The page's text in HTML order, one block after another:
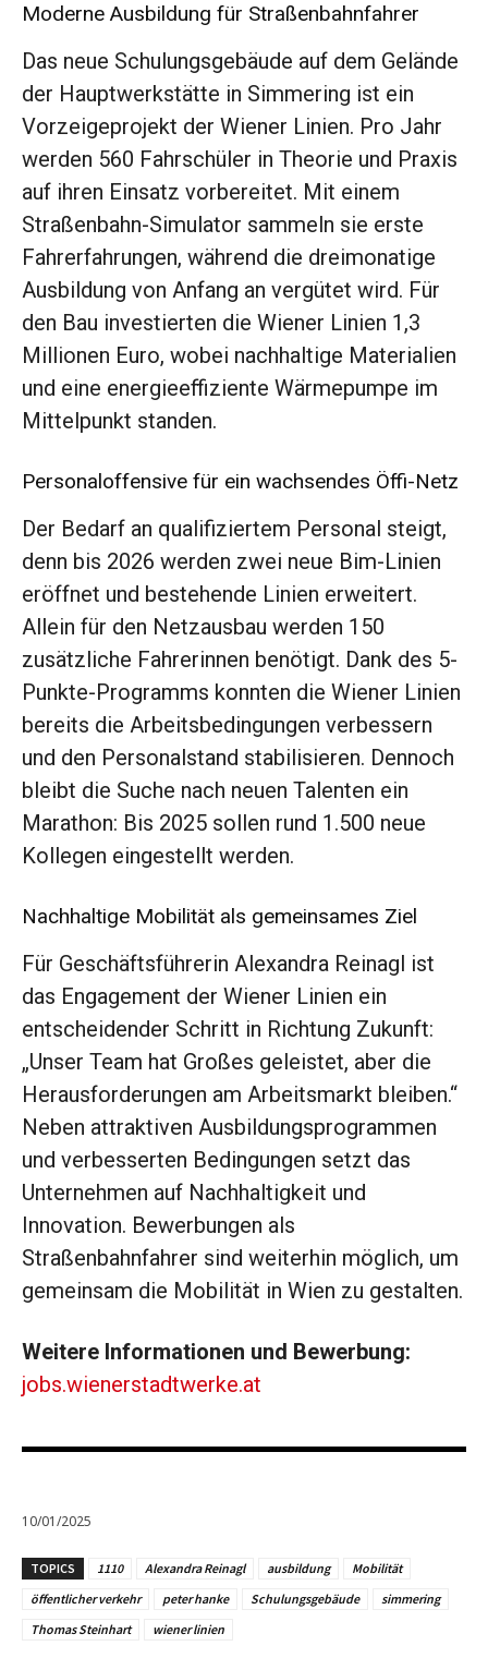
Moderne Ausbildung für Straßenbahnfahrer
Das neue Schulungsgebäude auf dem Gelände
der Hauptwerkstätte in Simmering ist ein
Vorzeigeprojekt der Wiener Linien. Pro Jahr
werden 560 Fahrschüler in Theorie und Praxis
auf ihren Einsatz vorbereitet. Mit einem
Straßenbahn-Simulator sammeln sie erste
Fahrerfahrungen, während die dreimonatige
Ausbildung von Anfang an vergütet wird. Für
den Bau investierten die Wiener Linien 1,3
Millionen Euro, wobei nachhaltige Materialien
und eine energieeffiziente Wärmepumpe im
Mittelpunkt standen.
Personaloffensive für ein wachsendes Öffi-Netz
Der Bedarf an qualifiziertem Personal steigt,
denn bis 2026 werden zwei neue Bim-Linien
eröffnet und bestehende Linien erweitert.
Allein für den Netzausbau werden 150
zusätzliche Fahrerinnen benötigt. Dank des 5-
Punkte-Programms konnten die Wiener Linien
bereits die Arbeitsbedingungen verbessern
und den Personalstand stabilisieren. Dennoch
bleibt die Suche nach neuen Talenten ein
Marathon: Bis 2025 sollen rund 1.500 neue
Kollegen eingestellt werden.
Nachhaltige Mobilität als gemeinsames Ziel
Für Geschäftsführerin Alexandra Reinagl ist
das Engagement der Wiener Linien ein
entscheidender Schritt in Richtung Zukunft:
„Unser Team hat Großes geleistet, aber die
Herausforderungen am Arbeitsmarkt bleiben.“
Neben attraktiven Ausbildungsprogrammen
und verbesserten Bedingungen setzt das
Unternehmen auf Nachhaltigkeit und
Innovation. Bewerbungen als
Straßenbahnfahrer sind weiterhin möglich, um
gemeinsam die Mobilität in Wien zu gestalten.
Weitere Informationen und Bewerbung:
jobs.wienerstadtwerke.at
10/01/2025
TOPICS 1110 Alexandra Reinagl ausbildung
Mobilität
öffentlicher verkehr
peter hanke Schulungsgebäude
simmering
Thomas Steinhart
wiener linien